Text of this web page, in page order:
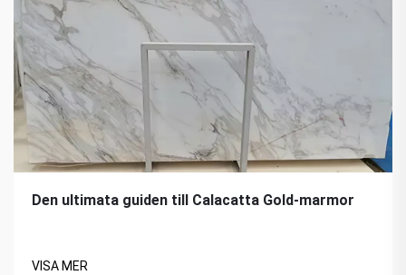
Den ultimata guiden till Calacatta Gold-marmor
VISA MER